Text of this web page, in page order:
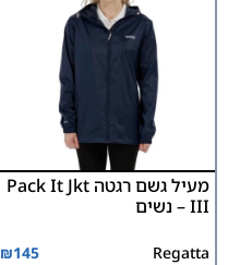
מעיל גשם רגטה Pack It Jkt
III – נשים
Regatta
₪145